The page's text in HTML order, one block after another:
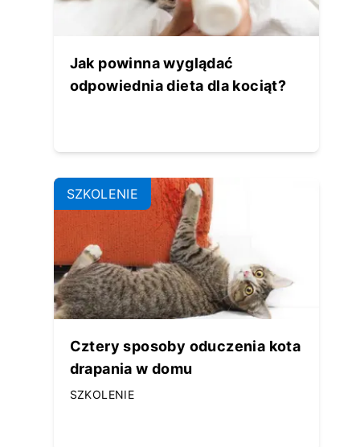
Jak powinna wyglądać
odpowiednia dieta dla kociąt?
SZKOLENIE
Cztery sposoby oduczenia kota
drapania w domu
SZKOLENIE